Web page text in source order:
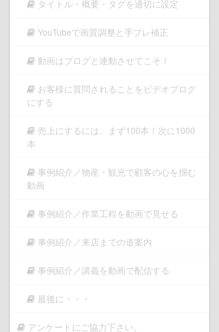
タイトル・概要・タグを適切に設定
YouTubeで画質調整と手ブレ補正
動画はブログと連動させてこそ！
お客様に質問されることをビデオブログ
にする
売上にするには、まず100本！次に1000
本
事例紹介／物産・観光で顧客の心を掴む
動画
事例紹介／作業工程を動画で見せる
事例紹介／来店までの道案内
事例紹介／講義を動画で配信する
最後に・・・
アンケートにご協力下さい。